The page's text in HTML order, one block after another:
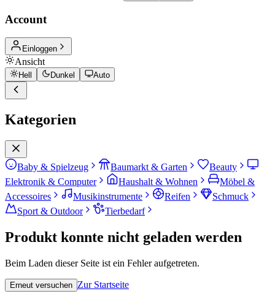
Account
Einloggen
Ansicht
Hell Dunkel Auto
Kategorien
Baby & Spielzeug Baumarkt & Garten
Beauty
Elektronik & Computer
Haushalt & Wohnen
Möbel &
Accessoires
Musikinstrumente Reifen
Schmuck
Sport & Outdoor
Tierbedarf
Produkt konnte nicht geladen werden
Beim Laden dieser Seite ist ein Fehler aufgetreten.
Erneut versuchen Zur Startseite